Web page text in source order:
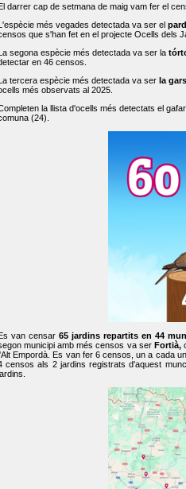
darrer cap de setmana de maig vam fer el
més vegades detectada va ser el
que s'han fet en el projecte Ocells dels
segona espècie més detectada va ser la
en 46 censos.
tercera espècie més detectada va ser la
més observats al 2025.
la llista d'ocells més detectats el
(24).
van censar65 jardins repartits en 44
municipi amb més censos va ser Fortià,
Empordà. Es van fer 6 censos, un a cada
censos als 2 jardins registrats d'aquest